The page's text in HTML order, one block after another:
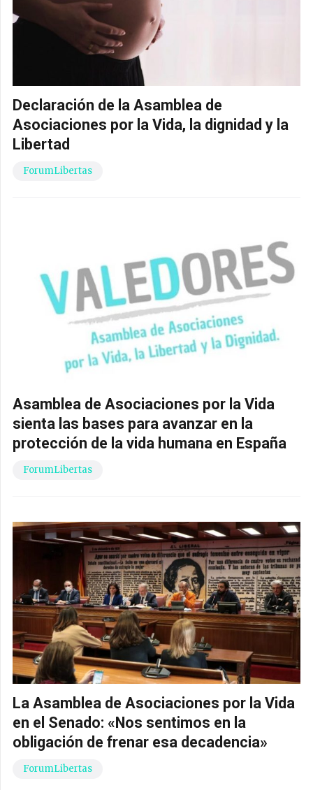
Declaración de la Asamblea de
Asociaciones por la Vida, la dignidad y la
Libertad
ForumLibertas
Asamblea de Asociaciones por la Vida
sienta las bases para avanzar en la
protección de la vida humana en España
ForumLibertas
La Asamblea de Asociaciones por la Vida
en el Senado: «Nos sentimos en la
obligación de frenar esa decadencia»
ForumLibertas